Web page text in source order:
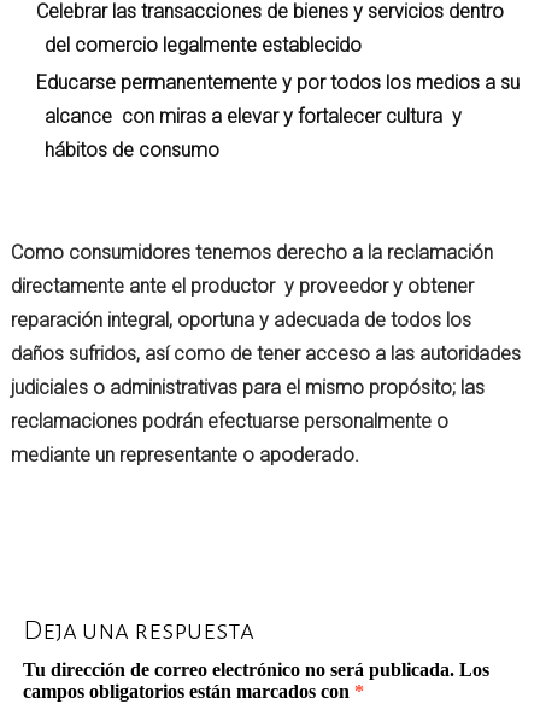
Celebrar las transacciones de bienes y servicios dentro
del comercio legalmente establecido
Educarse permanentemente y por todos los medios a su
alcance con miras a elevar y fortalecer cultura y
hábitos de consumo
Como consumidores tenemos derecho a la reclamación
directamente ante el productor y proveedor y obtener
reparación integral, oportuna y adecuada de todos los
daños sufridos, así como de tener acceso a las autoridades
judiciales o administrativas para el mismo propósito; las
reclamaciones podrán efectuarse personalmente o
mediante un representante o apoderado.
Deja una respuesta
Tu dirección de correo electrónico no será publicada. Los
campos obligatorios están marcados con *